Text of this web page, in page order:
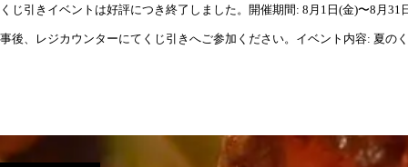
くじ引きイベントは好評につき終了しました。開催期間: 8月1日(金)〜8月
事後、レジカウンターにてくじ引きへご参加ください。イベント内容: 夏の